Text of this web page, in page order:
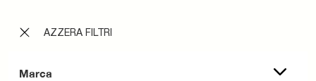
AZZERA FILTRI
Marca